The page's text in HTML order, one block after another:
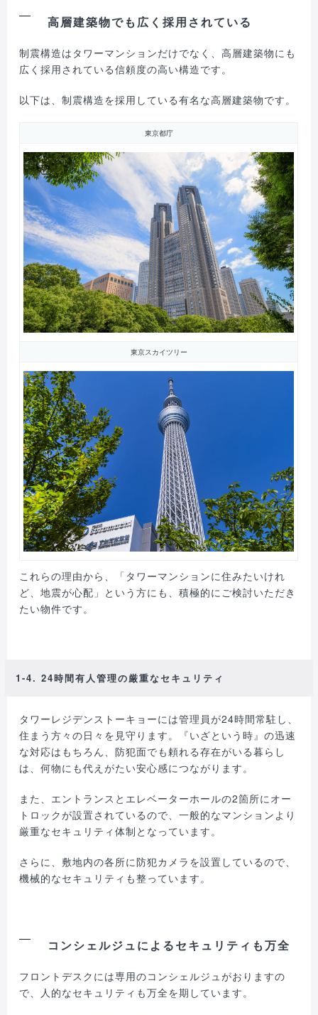
高層建築物でも広く採用されている
制震構造はタワーマンションだけでなく、高層建築物にも
広く採用されている信頼度の高い構造です。
以下は、制震構造を採用している有名な高層建築物です。
東京都庁
東京スカイツリー
これらの理由から、「タワーマンションに住みたいけれ
ど、地震が心配」という方にも、積極的にご検討いただき
たい物件です。
1-4. 24時間有人管理の厳重なセキュリティ
タワーレジデンストーキョーには管理員が24時間常駐し、
住まう方々の日々を見守ります。『いざという時』の迅速
な対応はもちろん、防犯面でも頼れる存在がいる暮らし
は、何物にも代えがたい安心感につながります。
また、エントランスとエレベーターホールの2箇所にオー
トロックが設置されているので、一般的なマンションより
厳重なセキュリティ体制となっています。
さらに、敷地内の各所に防犯カメラを設置しているので、
機械的なセキュリティも整っています。
コンシェルジュによるセキュリティも万全
フロントデスクには専用のコンシェルジュがおりますの
で、人的なセキュリティも万全を期しています。